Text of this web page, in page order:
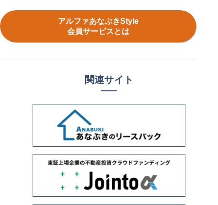
アルファあなぶきStyle
会員サービスとは
関連サイト